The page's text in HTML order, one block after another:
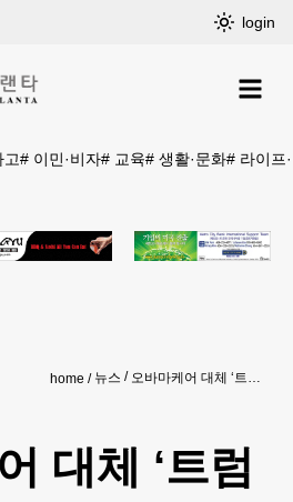
login
# 이민·비자# 교육# 생활·문화# 라이프
home 뉴스 오바마케어 대체 ‘트럼프케어’ 나오나
대체 ‘트럼